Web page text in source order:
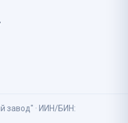
завод" · ИИН/БИН: